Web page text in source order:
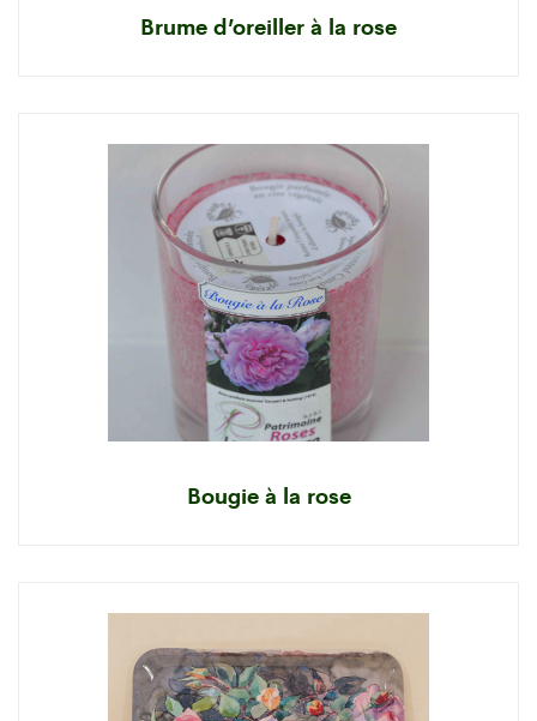
Brume d’oreiller à la rose
Bougie à la rose